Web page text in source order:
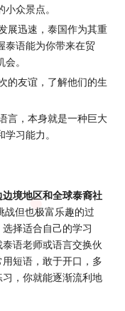
众景点。
展迅速，泰国作为其重
泰语能为你带来在贸
。
的友谊，了解他们的生
言，本身就是一种巨大
习能力。
境地区和全球泰裔社
战但也极富乐趣的过
择适合自己的学习
语老师或语言交换伙
短语，敢于开口，多
，你就能逐渐流利地